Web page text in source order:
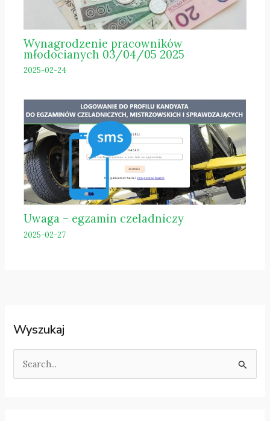
Wynagrodzenie pracowników
młodocianych 03/04/05 2025
2025-02-24
Uwaga – egzamin czeladniczy
2025-02-27
Wyszukaj